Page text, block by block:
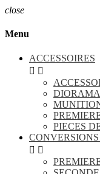
close
Menu
ACCESSOIRES
 
DIORAMA
PIECES
 